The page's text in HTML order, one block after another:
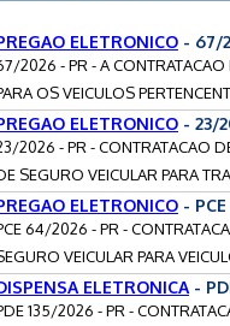
ELETRONICO - 67/
2026 - PR - A CONTRATACAO
OS VEICULOS
ELETRONICO - 23/
2026 - PR - CONTRATACAO
SEGURO VEICULAR PARA
ELETRONICO -
64/2026 - PR -
VEICULAR PARA
ELETRONICA -
135/2026 - PR -